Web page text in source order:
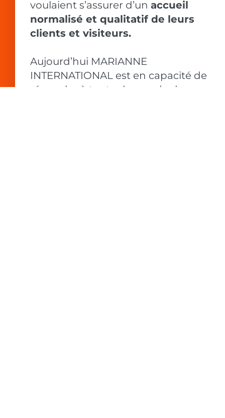
voulaient s’assurer d’un accueil
normalisé et qualitatif de leurs
clients et visiteurs.
Aujourd’hui MARIANNE
INTERNATIONAL est en capacité de
répondre à toute demande de